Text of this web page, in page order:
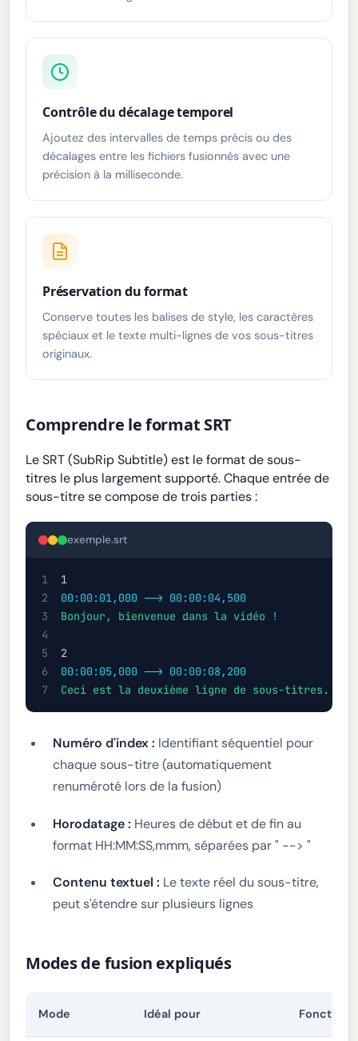
Contrôle du décalage temporel
Ajoutez des intervalles de temps précis ou des
décalages entre les fichiers fusionnés avec une
précision à la milliseconde.
Préservation du format
Conserve toutes les balises de style, les caractères
spéciaux et le texte multi-lignes de vos sous-titres
originaux.
Comprendre le format SRT
Le SRT (SubRip Subtitle) est le format de sous-
titres le plus largement supporté. Chaque entrée de
sous-titre se compose de trois parties :
exemple.srt
1
2
00:00:01,000 --> 00:00:04,500
3
Bonjour, bienvenue dans la vidéo !
4
5
6
00:00:05,000 --> 00:00:08,200
7
Ceci est la deuxième ligne de sous-titres.
Numéro d'index : Identifiant séquentiel pour
chaque sous-titre (automatiquement
renuméroté lors de la fusion)
Horodatage : Heures de début et de fin au
format HH:MM:SS,mmm, séparées par " --> "
Contenu textuel : Le texte réel du sous-titre,
peut s'étendre sur plusieurs lignes
Modes de fusion expliqués
Mode Idéal pour